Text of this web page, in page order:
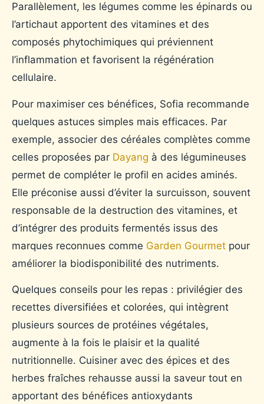
Parallèlement, les légumes comme les épinards ou
l’artichaut apportent des vitamines et des
composés phytochimiques qui préviennent
l’inflammation et favorisent la régénération
cellulaire.
Pour maximiser ces bénéfices, Sofia recommande
quelques astuces simples mais efficaces. Par
exemple, associer des céréales complètes comme
celles proposées par Dayang à des légumineuses
permet de compléter le profil en acides aminés.
Elle préconise aussi d’éviter la surcuisson, souvent
responsable de la destruction des vitamines, et
d’intégrer des produits fermentés issus des
marques reconnues comme Garden Gourmet pour
améliorer la biodisponibilité des nutriments.
Quelques conseils pour les repas : privilégier des
recettes diversifiées et colorées, qui intègrent
plusieurs sources de protéines végétales,
augmente à la fois le plaisir et la qualité
nutritionnelle. Cuisiner avec des épices et des
herbes fraîches rehausse aussi la saveur tout en
apportant des bénéfices antioxydants